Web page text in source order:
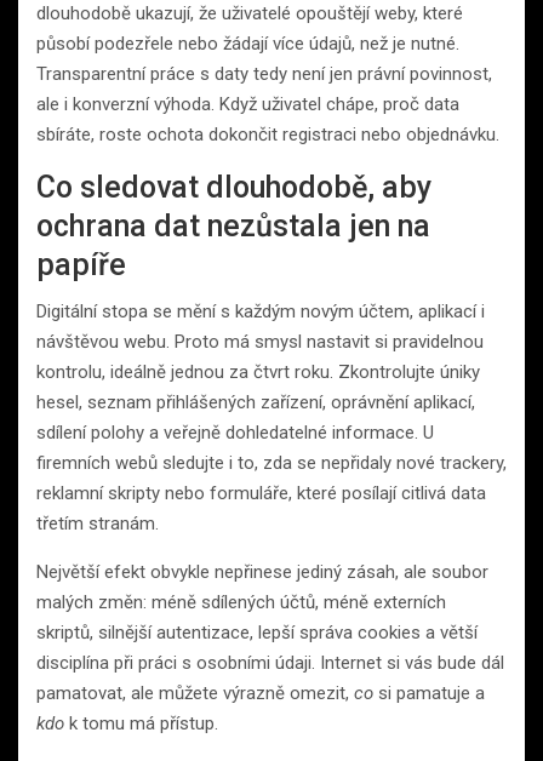
dlouhodobě ukazují, že uživatelé opouštějí weby, které
působí podezřele nebo žádají více údajů, než je nutné.
Transparentní práce s daty tedy není jen právní povinnost,
ale i konverzní výhoda. Když uživatel chápe, proč data
sbíráte, roste ochota dokončit registraci nebo objednávku.
Co sledovat dlouhodobě, aby
ochrana dat nezůstala jen na
papíře
Digitální stopa se mění s každým novým účtem, aplikací i
návštěvou webu. Proto má smysl nastavit si pravidelnou
kontrolu, ideálně jednou za čtvrt roku. Zkontrolujte úniky
hesel, seznam přihlášených zařízení, oprávnění aplikací,
sdílení polohy a veřejně dohledatelné informace. U
firemních webů sledujte i to, zda se nepřidaly nové trackery,
reklamní skripty nebo formuláře, které posílají citlivá data
třetím stranám.
Největší efekt obvykle nepřinese jediný zásah, ale soubor
malých změn: méně sdílených účtů, méně externích
skriptů, silnější autentizace, lepší správa cookies a větší
disciplína při práci s osobními údaji. Internet si vás bude dál
pamatovat, ale můžete výrazně omezit, co si pamatuje a
kdo k tomu má přístup.